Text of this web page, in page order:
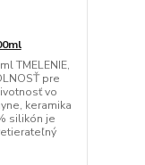
TMELENIE,
pre
vo
keramika
silikón je